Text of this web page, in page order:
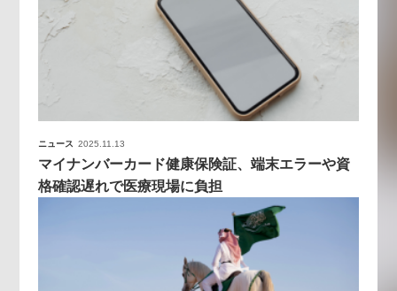
ニュース 2025.11.13
マイナンバーカード健康保険証、端末エラーや資
格確認遅れで医療現場に負担